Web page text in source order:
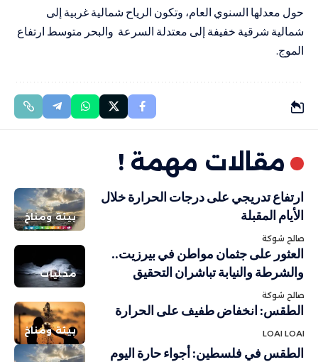
حول معدلها السنوي العام، وتكون الرياح شمالية غربية إلى
شمالية شرقية خفيفة إلى معتدلة السرعة والبحر متوسط ارتفاع
الموج.
مقالات مهمة !
بيئة ومناخ
ارتفاع تدريجي على درجات الحرارة خلال
الأيام المقبلة
صالح شوكة
محليات
العثور على جثمان مواطن في بيرزيت..
والشرطة والنيابة تباشران التحقيق
صالح شوكة
بيئة ومناخ
الطقس: انخفاض طفيف على الحرارة
LOAI LOAI
الطقس في فلسطين: أجواء حارة اليوم